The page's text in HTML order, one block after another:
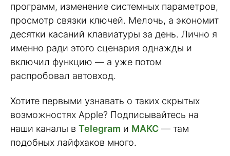
программ, изменение системных параметров,
просмотр связки ключей. Мелочь, а экономит
десятки касаний клавиатуры за день. Лично я
именно ради этого сценария однажды и
включил функцию — а уже потом
распробовал автовход.
Хотите первыми узнавать о таких скрытых
возможностях Apple? Подписывайтесь на
наши каналы в Telegram и МАКС — там
подобных лайфхаков много.